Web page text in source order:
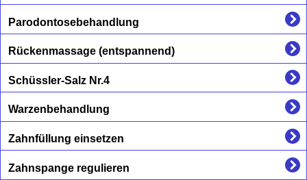
Parodontosebehandlung
Rückenmassage (entspannend)
Schüssler-Salz Nr.4
Warzenbehandlung
Zahnfüllung einsetzen
Zahnspange regulieren